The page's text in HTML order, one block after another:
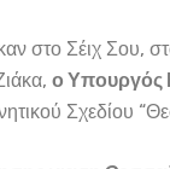
στο Σέιχ Σου,
ο Υπουργός
Σχεδίου